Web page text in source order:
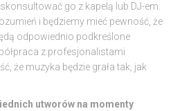
go z kapelą lub DJ-em.
i będziemy mieć pewność, że
odpowiednio podkreślone
z profesjonalistami
że muzyka będzie grała tak, jak
utworów na momenty